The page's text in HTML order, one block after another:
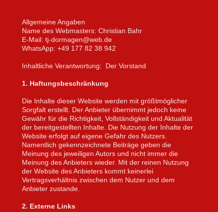
Allgemeine Angaben
Name des Webmasters: Christian Bahr
E-Mail: tj-dormagen@web.de
WhatsApp: +49 177 82 38 942
Inhaltliche Verantwortung: Der Vorstand
1. Haftungsbeschränkung
Die Inhalte dieser Website werden mit größtmöglicher
Sorgfalt erstellt. Der Anbieter übernimmt jedoch keine
Gewähr für die Richtigkeit, Vollständigkeit und Aktualität
der bereitgestellten Inhalte. Die Nutzung der Inhalte der
Website erfolgt auf eigene Gefahr des Nutzers.
Namentlich gekennzeichnete Beiträge geben die
Meinung des jeweiligen Autors und nicht immer die
Meinung des Anbieters wieder. Mit der reinen Nutzung
der Website des Anbieters kommt keinerlei
Vertragsverhältnis zwischen dem Nutzer und dem
Anbieter zustande.
2. Externe Links